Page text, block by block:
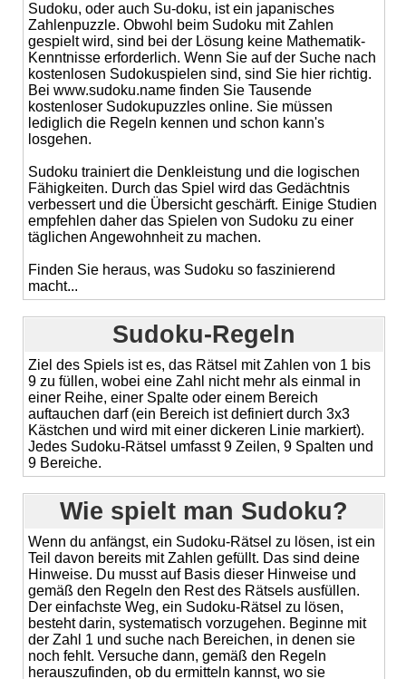
Sudoku, oder auch Su-doku, ist ein japanisches
Zahlenpuzzle. Obwohl beim Sudoku mit Zahlen
gespielt wird, sind bei der Lösung keine Mathematik-
Kenntnisse erforderlich. Wenn Sie auf der Suche nach
kostenlosen Sudokuspielen sind, sind Sie hier richtig.
Bei www.sudoku.name finden Sie Tausende
kostenloser Sudokupuzzles online. Sie müssen
lediglich die Regeln kennen und schon kann's
losgehen.
Sudoku trainiert die Denkleistung und die logischen
Fähigkeiten. Durch das Spiel wird das Gedächtnis
verbessert und die Übersicht geschärft. Einige Studien
empfehlen daher das Spielen von Sudoku zu einer
täglichen Angewohnheit zu machen.
Finden Sie heraus, was Sudoku so faszinierend
macht...
Sudoku-Regeln
Ziel des Spiels ist es, das Rätsel mit Zahlen von 1 bis
9 zu füllen, wobei eine Zahl nicht mehr als einmal in
einer Reihe, einer Spalte oder einem Bereich
auftauchen darf (ein Bereich ist definiert durch 3x3
Kästchen und wird mit einer dickeren Linie markiert).
Jedes Sudoku-Rätsel umfasst 9 Zeilen, 9 Spalten und
9 Bereiche.
Wie spielt man Sudoku?
Wenn du anfängst, ein Sudoku-Rätsel zu lösen, ist ein
Teil davon bereits mit Zahlen gefüllt. Das sind deine
Hinweise. Du musst auf Basis dieser Hinweise und
gemäß den Regeln den Rest des Rätsels ausfüllen.
Der einfachste Weg, ein Sudoku-Rätsel zu lösen,
besteht darin, systematisch vorzugehen. Beginne mit
der Zahl 1 und suche nach Bereichen, in denen sie
noch fehlt. Versuche dann, gemäß den Regeln
herauszufinden, ob du ermitteln kannst, wo sie